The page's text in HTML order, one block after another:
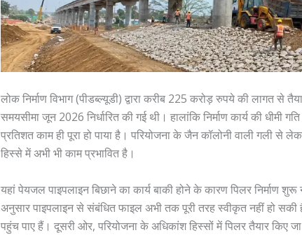
लोक निर्माण विभाग (पीडब्ल्यूडी) द्वारा करीब 225 करोड़ रुपये की लागत से
समयसीमा जून 2026 निर्धारित की गई थी। हालांकि निर्माण कार्य की
प्रतिशत काम ही पूरा हो पाया है। परियोजना के जैन कॉलोनी वाली गली से
हिस्से में अभी भी काम प्रभावित है।
यहां पेयजल पाइपलाइन बिछाने का कार्य बाकी होने के कारण पिलर निर्माण शुरू
अनुसार पाइपलाइन से संबंधित फाइल अभी तक पूरी तरह स्वीकृत नहीं हो
पहुंच पाए हैं। दूसरी ओर, परियोजना के अधिकांश हिस्सों में पिलर तैयार किए